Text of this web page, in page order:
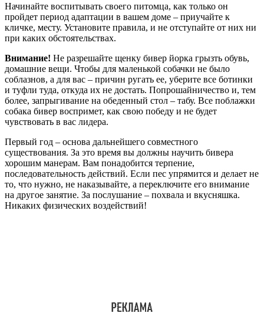
Начинайте воспитывать своего питомца, как только он
пройдет период адаптации в вашем доме – приучайте к
кличке, месту. Установите правила, и не отступайте от них ни
при каких обстоятельствах.
Внимание! Не разрешайте щенку бивер йорка грызть обувь,
домашние вещи. Чтобы для маленькой собачки не было
соблазнов, а для вас – причин ругать ее, уберите все ботинки
и туфли туда, откуда их не достать. Попрошайничество и, тем
более, запрыгивание на обеденный стол – табу. Все поблажки
собака бивер воспримет, как свою победу и не будет
чувствовать в вас лидера.
Первый год – основа дальнейшего совместного
существования. За это время вы должны научить бивера
хорошим манерам. Вам понадобится терпение,
последовательность действий. Если пес упрямится и делает не
то, что нужно, не наказывайте, а переключите его внимание
на другое занятие. За послушание – похвала и вкусняшка.
Никаких физических воздействий!